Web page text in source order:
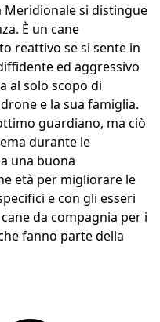
Meridionale si distingue
È un cane
reattivo se si sente in
ed aggressivo
al solo scopo di
e la sua famiglia.
guardiano, ma ciò
durante le
una buona
età per migliorare le
e con gli esseri
da compagnia per i
fanno parte della